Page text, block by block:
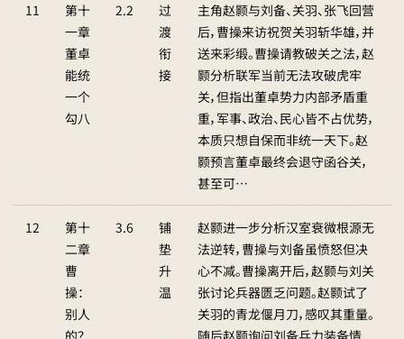
11
第十
一章
董卓
能统
一个
勾八
2.2
过
渡
衔
接
主角赵颢与刘备、关羽、张飞回营
后，曹操来访祝贺关羽斩华雄，并
送来彩缎。曹操请教破关之法，赵
颢分析联军当前无法攻破虎牢
关，但指出董卓势力内部矛盾重
重，军事、政治、民心皆不占优势，
本质只想自保而非统一天下。赵
颢预言董卓最终会退守函谷关，
甚至可…
12
第十
二章
曹
操：
别人
的？
3.6
铺
垫
升
温
赵颢进一步分析汉室衰微根源无
法逆转，曹操与刘备虽愤怒但决
心不减。曹操离开后，赵颢与刘关
张讨论兵器匮乏问题。赵颢试了
关羽的青龙偃月刀，感叹其重量。
随后赵颢询问刘备兵力装备情